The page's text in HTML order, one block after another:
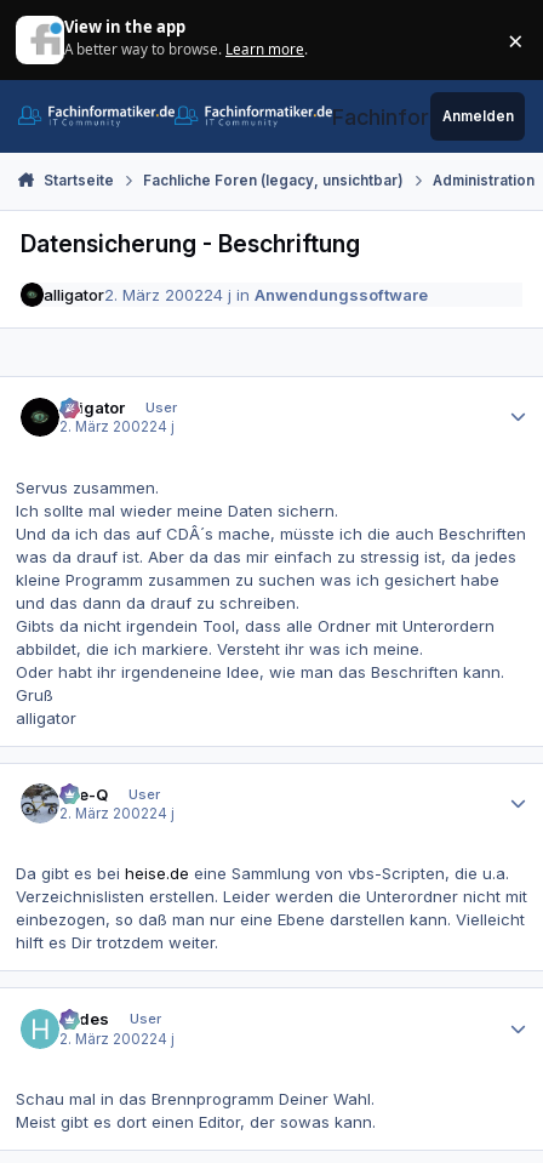
View in the app
A better way to browse. Learn more. ×
Fachinformatiker.de
Anmelden
Startseite Fachliche Foren (legacy, unsichtbar) Administration
Datensicherung - Beschriftung
alligator2. März 200224 j inAnwendungssoftware
alligator
User
2. März 200224 j
Servus zusammen.
Ich sollte mal wieder meine Daten sichern.
Und da ich das auf CDÂ´s mache, müsste ich die auch Beschriften
was da drauf ist. Aber da das mir einfach zu stressig ist, da jedes
kleine Programm zusammen zu suchen was ich gesichert habe
und das dann da drauf zu schreiben.
Gibts da nicht irgendein Tool, dass alle Ordner mit Unterordern
abbildet, die ich markiere. Versteht ihr was ich meine.
Oder habt ihr irgendeneine Idee, wie man das Beschriften kann.
Gruß
alligator
Eye-Q
User
2. März 200224 j
Da gibt es bei heise.de eine Sammlung von vbs-Scripten, die u.a.
Verzeichnislisten erstellen. Leider werden die Unterordner nicht mit
einbezogen, so daß man nur eine Ebene darstellen kann. Vielleicht
hilft es Dir trotzdem weiter.
hades
User
2. März 200224 j
Schau mal in das Brennprogramm Deiner Wahl.
Meist gibt es dort einen Editor, der sowas kann.